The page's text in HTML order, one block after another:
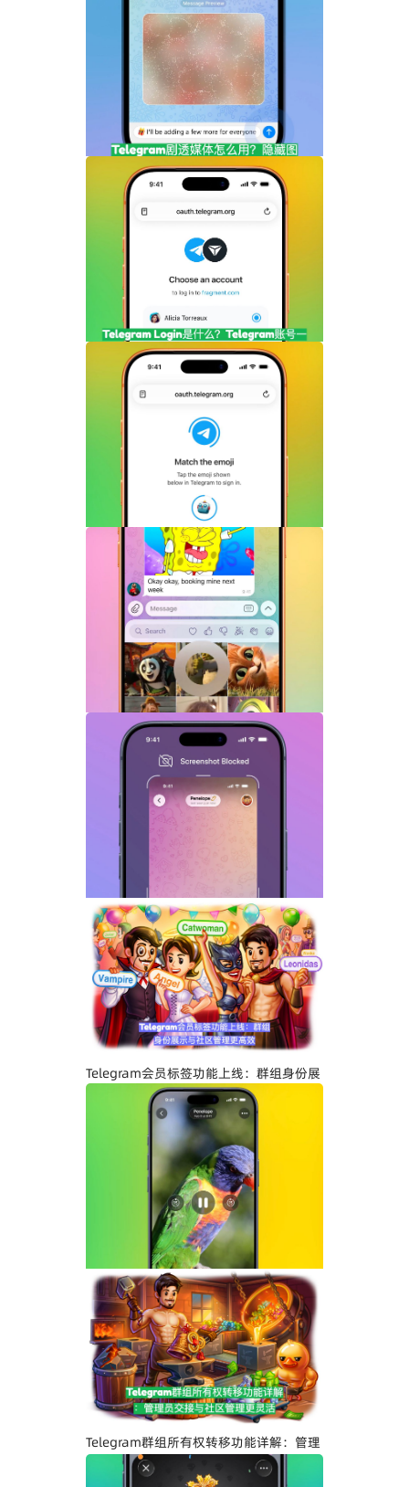
频内容完整指南
一键登录功能全面解析
Telegram机器人流式响应功能详解：AI回
复实时生成体验升级
Telegram GIF标题功能上线：动态图也能
添加文字说明与表情内容
Telegram关闭私聊分享功能详解：增强聊
天隐私与内容保护
Telegram会员标签功能上线：群组身份展
示与社区管理更高效
Telegram界面全面升级：安卓版全新设
计、iOS Liquid Glass优化与操作体验提
升
Telegram群组所有权转移功能详解：管理
员交接与社区管理更灵活